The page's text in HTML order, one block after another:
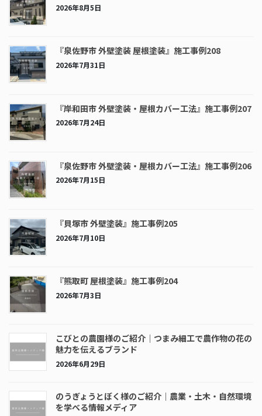
2026年8月5日
『泉佐野市 外壁塗装 屋根塗装』施工事例208
2026年7月31日
『岸和田市 外壁塗装・屋根カバー工法』施工事例207
2026年7月24日
『泉佐野市 外壁塗装・屋根カバー工法』施工事例206
2026年7月15日
『貝塚市 外壁塗装』施工事例205
2026年7月10日
『熊取町 屋根塗装』施工事例204
2026年7月3日
こびとの農園様のご紹介｜つまみ細工で農作物の花の
魅力を伝えるブランド
2026年6月29日
のうぎょうとぼく様のご紹介｜農業・土木・自然環境
を学べる情報メディア